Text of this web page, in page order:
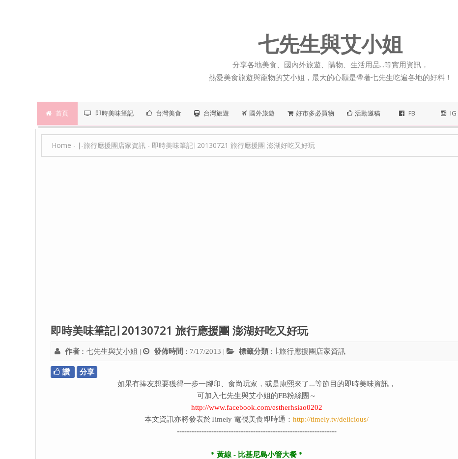
七先生與艾小姐
分享各地美食、國內外旅遊、購物、生活用品...等實用資訊，
熱愛美食旅遊與寵物的艾小姐，最大的心願是帶著七先生吃遍各地的好料！
首頁 即時美味筆記 台灣美食 台灣旅遊 國外旅遊 好市多必買物 活動邀稿 FB IG
Home - ∣-旅行應援團店家資訊 - 即時美味筆記∣ 20130721 旅行應援團 澎湖好吃又好玩
即時美味筆記∣ 20130721 旅行應援團 澎湖好吃又好玩
作者 : 七先生與艾小姐 | 發佈時間 : 7/17/2013 | 標籤分類 : ∣-旅行應援團店家資訊
讚
分享
如果有捧友想要獲得一步一腳印、食尚玩家，或是康熙來了...等節目的即時美味資訊，
可加入七先生與艾小姐的FB粉絲團～
http://www.facebook.com/estherhsiao0202
本文資訊亦將發表於Timely 電視美食即時通：http://timely.tv/delicious/
-----------------------------------------------------------------
* 黃線 - 比基尼島小管大餐 *